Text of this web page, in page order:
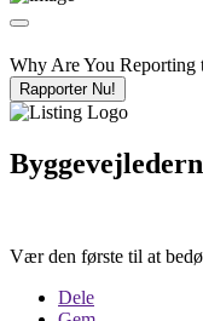
Why Are You Reporting
Rapporter Nu!
Vær den første til at
Dele